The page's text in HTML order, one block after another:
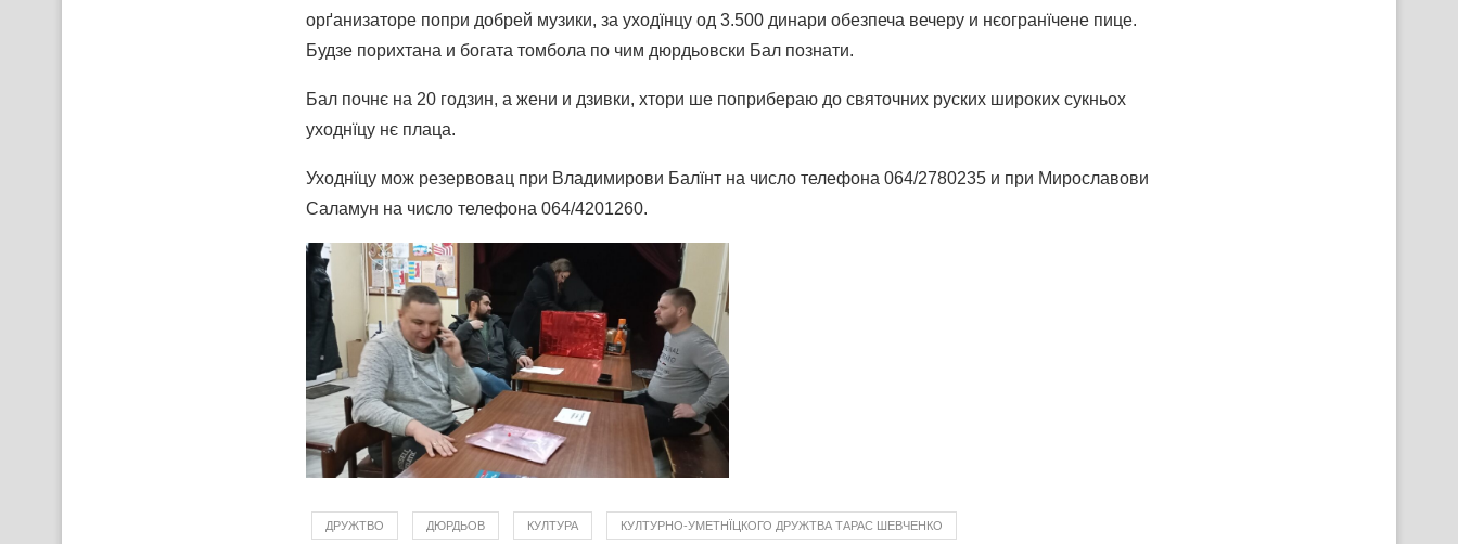
орґанизаторе попри добрей музики, за уходїнцу од 3.500 динари обезпеча вечеру и нєогранїчене пице.
Будзе порихтана и богата томбола по чим дюрдьовски Бал познати.
Бал почнє на 20 годзин, а жени и дзивки, хтори ше поприбераю до святочних руских широких сукньох
уходнїцу нє плаца.
Уходнїцу мож резервовац при Владимирови Балїнт на число телефона 064/2780235 и при Мирославови
Саламун на число телефона 064/4201260.
ДРУЖТВО ДЮРДЬОВ КУЛТУРА КУЛТУРНО-УМЕТНЇЦКОГО ДРУЖТВА ТАРАС ШЕВЧЕНКО